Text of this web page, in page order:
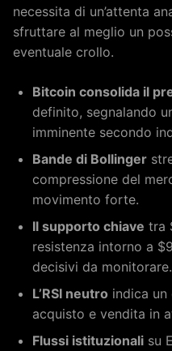
necessita di un’attenta
sfruttare al meglio un
eventuale crollo.
Bitcoin consolida il
definito, segnalando
imminente secondo
Bande di Bollinger
compressione del
movimento forte.
Il supporto chiave tra
resistenza intorno a
decisivi da monitorare.
L’RSI neutro indica
acquisto e vendita in
Flussi istituzionali su